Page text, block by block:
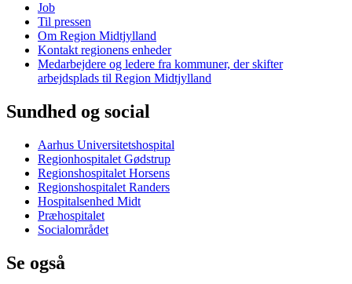
Job
Til pressen
Om Region Midtjylland
Kontakt regionens enheder
Medarbejdere og ledere fra kommuner, der skifter
arbejdsplads til Region Midtjylland
Sundhed og social
Aarhus Universitetshospital
Regionhospitalet Gødstrup
Regionshospitalet Horsens
Regionshospitalet Randers
Hospitalsenhed Midt
Præhospitalet
Socialområdet
Se også